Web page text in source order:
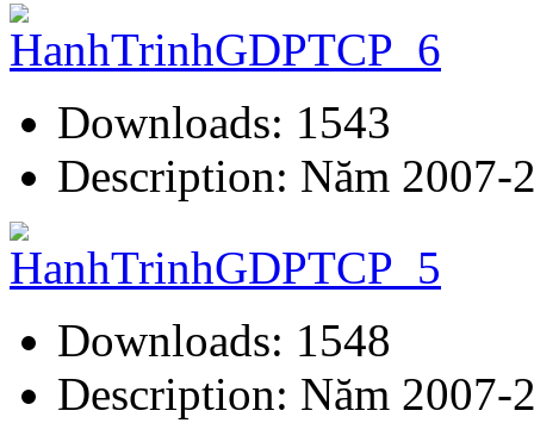
Downloads: 1543
Description: Năm 2007-
Downloads: 1548
Description: Năm 2007-